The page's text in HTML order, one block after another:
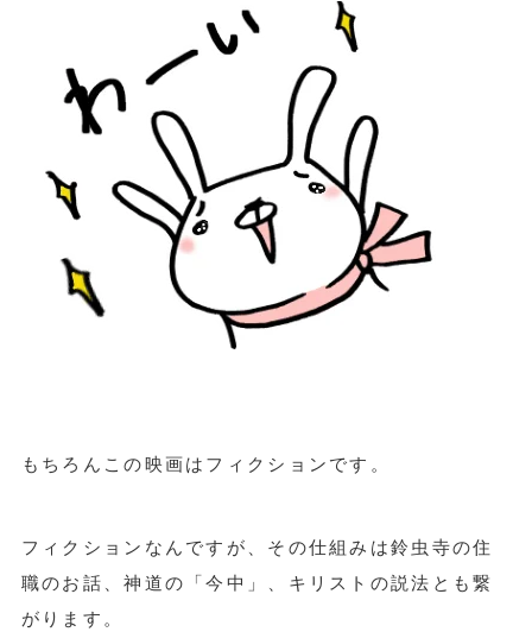
もちろんこの映画はフィクションです。
フィクションなんですが、その仕組みは鈴虫寺の住
職のお話、神道の「今中」、キリストの説法とも繋
がります。